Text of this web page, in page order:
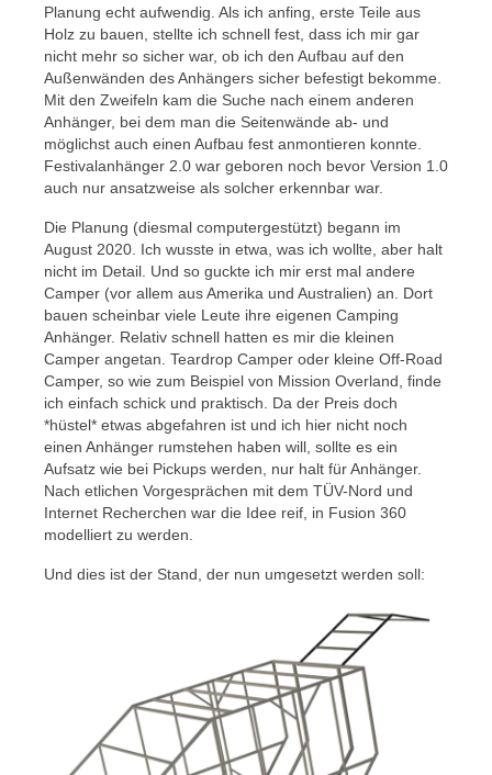
Planung echt aufwendig. Als ich anfing, erste Teile aus
Holz zu bauen, stellte ich schnell fest, dass ich mir gar
nicht mehr so sicher war, ob ich den Aufbau auf den
Außenwänden des Anhängers sicher befestigt bekomme.
Mit den Zweifeln kam die Suche nach einem anderen
Anhänger, bei dem man die Seitenwände ab- und
möglichst auch einen Aufbau fest anmontieren konnte.
Festivalanhänger 2.0 war geboren noch bevor Version 1.0
auch nur ansatzweise als solcher erkennbar war.
Die Planung (diesmal computergestützt) begann im
August 2020. Ich wusste in etwa, was ich wollte, aber halt
nicht im Detail. Und so guckte ich mir erst mal andere
Camper (vor allem aus Amerika und Australien) an. Dort
bauen scheinbar viele Leute ihre eigenen Camping
Anhänger. Relativ schnell hatten es mir die kleinen
Camper angetan. Teardrop Camper oder kleine Off-Road
Camper, so wie zum Beispiel von Mission Overland, finde
ich einfach schick und praktisch. Da der Preis doch
*hüstel* etwas abgefahren ist und ich hier nicht noch
einen Anhänger rumstehen haben will, sollte es ein
Aufsatz wie bei Pickups werden, nur halt für Anhänger.
Nach etlichen Vorgesprächen mit dem TÜV-Nord und
Internet Recherchen war die Idee reif, in Fusion 360
modelliert zu werden.
Und dies ist der Stand, der nun umgesetzt werden soll: